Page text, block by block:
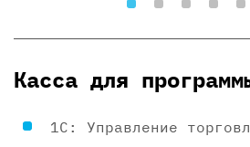
Касса для
1С: Управление